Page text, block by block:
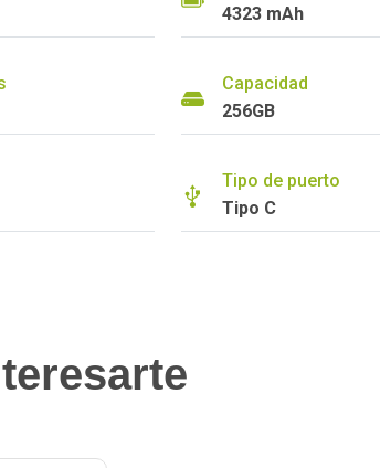
4323 mAh
Capacidad
256GB
Tipo de puerto
Tipo C